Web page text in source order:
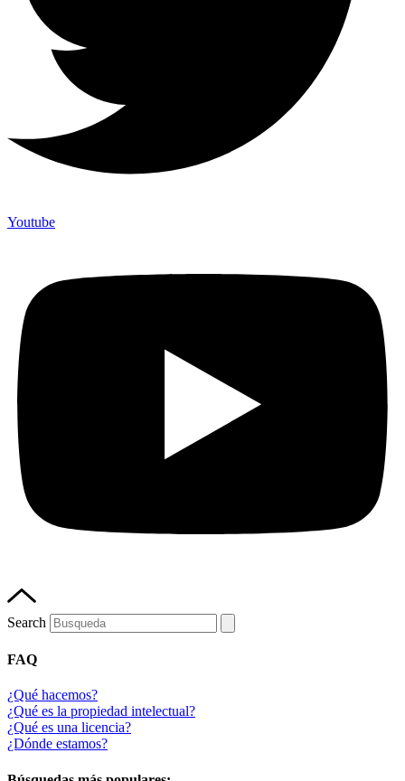
Youtube
Search
FAQ
¿Qué hacemos?
¿Qué es la propiedad intelectual?
¿Qué es una licencia?
¿Dónde estamos?